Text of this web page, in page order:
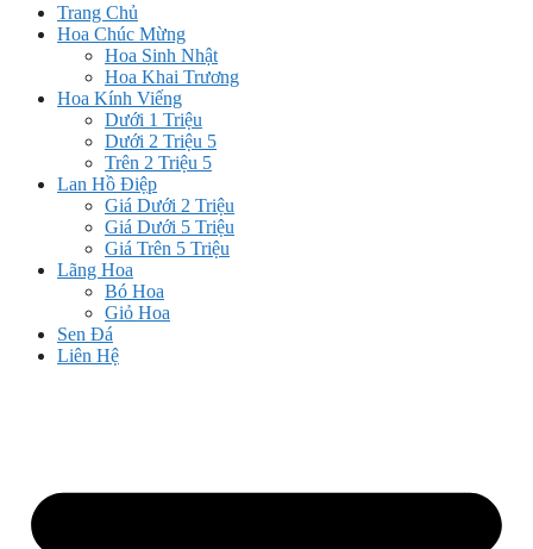
Trang Chủ
Hoa Chúc Mừng
Hoa Sinh Nhật
Hoa Khai Trương
Hoa Kính Viếng
Dưới 1 Triệu
Dưới 2 Triệu 5
Trên 2 Triệu 5
Lan Hồ Điệp
Giá Dưới 2 Triệu
Giá Dưới 5 Triệu
Giá Trên 5 Triệu
Lãng Hoa
Bó Hoa
Giỏ Hoa
Sen Đá
Liên Hệ